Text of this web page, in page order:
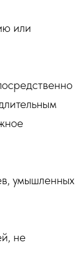
или
умышленных
не